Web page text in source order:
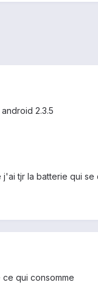
2.3.5
tjr la batterie qui
qui consomme